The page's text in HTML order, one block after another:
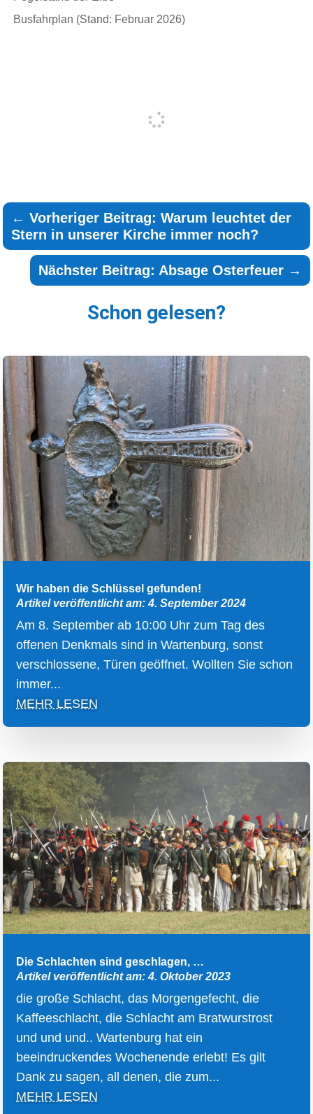
Busfahrplan (Stand: Februar 2026)
←Vorheriger Beitrag: Warum leuchtet der
Stern in unserer Kirche immer noch?
Nächster Beitrag: Absage Osterfeuer→
Schon gelesen?
Wir haben die Schlüssel gefunden!
Artikel veröffentlicht am: 4. September 2024
Am 8. September ab 10:00 Uhr zum Tag des
offenen Denkmals sind in Wartenburg, sonst
verschlossene, Türen geöffnet. Wollten Sie schon
immer...
MEHR LESEN
Die Schlachten sind geschlagen, …
Artikel veröffentlicht am: 4. Oktober 2023
die große Schlacht, das Morgengefecht, die
Kaffeeschlacht, die Schlacht am Bratwurstrost
und und und.. Wartenburg hat ein
beeindruckendes Wochenende erlebt! Es gilt
Dank zu sagen, all denen, die zum...
MEHR LESEN